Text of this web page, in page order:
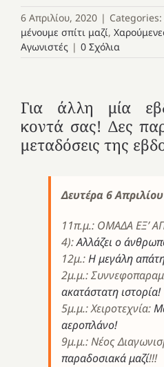
6 Απριλίου, 2020 | Categories:
μένουμε σπίτι μαζί,
Αγωνιστές | 0 Σχόλια
Για άλλη μία
κοντά σας! Δες
μεταδόσεις της
Δευτέρα 6 Απριλίου
11π.μ.: ΟΜΑΔΑ ΕΞ’
4):Αλλάζει ο
12μ.:Η μεγάλη
2μ.μ.:
ακατάστατη ιστορία!
5μ.μ.: Χειροτεχνία:
αεροπλάνο!
9μ.μ.: Νέος
παραδοσιακά μαζί!!!